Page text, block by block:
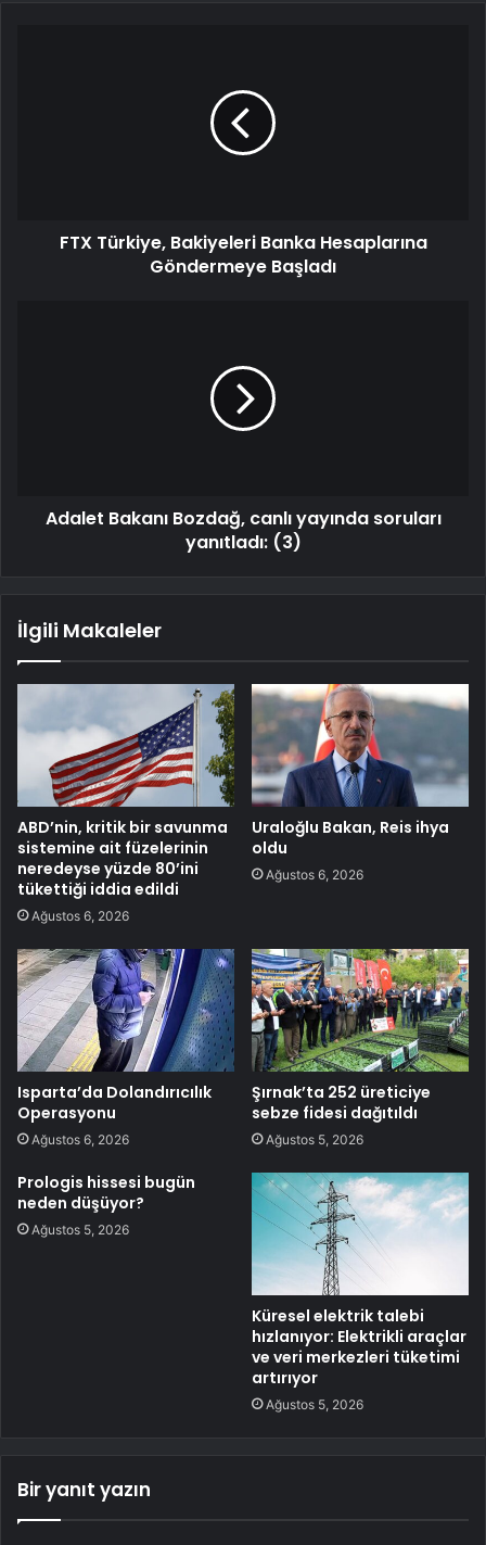
FTX Türkiye, Bakiyeleri Banka Hesaplarına
Göndermeye Başladı
Adalet Bakanı Bozdağ, canlı yayında soruları
yanıtladı: (3)
İlgili Makaleler
ABD’nin, kritik bir savunma
sistemine ait füzelerinin
neredeyse yüzde 80’ini
tükettiği iddia edildi
Ağustos 6, 2026
Uraloğlu Bakan, Reis ihya
oldu
Ağustos 6, 2026
Isparta’da Dolandırıcılık
Operasyonu
Ağustos 6, 2026
Şırnak’ta 252 üreticiye
sebze fidesi dağıtıldı
Ağustos 5, 2026
Prologis hissesi bugün
neden düşüyor?
Ağustos 5, 2026
Küresel elektrik talebi
hızlanıyor: Elektrikli araçlar
ve veri merkezleri tüketimi
artırıyor
Ağustos 5, 2026
Bir yanıt yazın